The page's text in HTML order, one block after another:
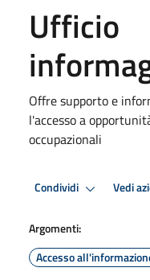
Ufficio
Offre supporto e
l'accesso a
occupazionali
Condividi Vedi
Argomenti:
Accesso